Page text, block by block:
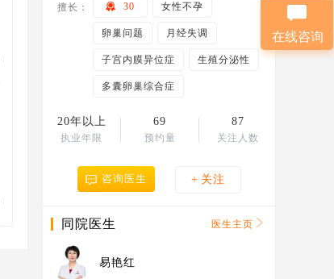
擅长： 30 女性不孕
卵巢问题 月经失调
子宫内膜异位症 生殖分泌性
多囊卵巢综合症
20年以上
执业年限
69
预约量
87
关注人数
咨询医生 + 关注
同院医生 医生主页
易艳红
在线咨询